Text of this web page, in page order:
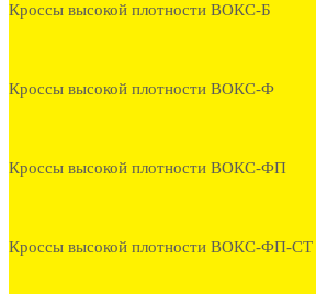
Кроссы высокой плотности ВОКС-Б
Кроссы высокой плотности ВОКС-Ф
Кроссы высокой плотности ВОКС-ФП
Кроссы высокой плотности ВОКС-ФП-СТ